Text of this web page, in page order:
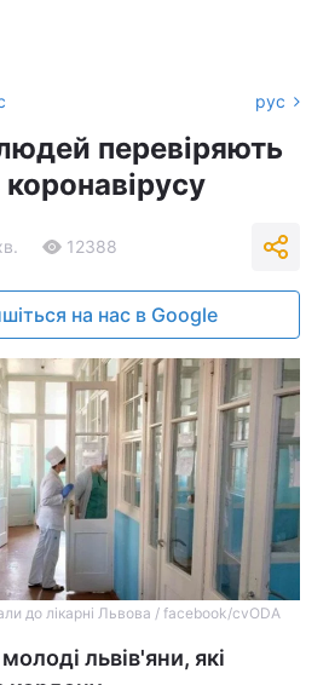
рус
перевіряють
коронавірусу
12388
на нас в Google
до лікарні Львова / facebook/cvODA
львів'яни, які